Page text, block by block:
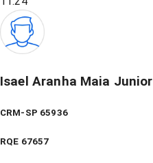
Isael Aranha Maia Junior
CRM-SP 65936
RQE 67657